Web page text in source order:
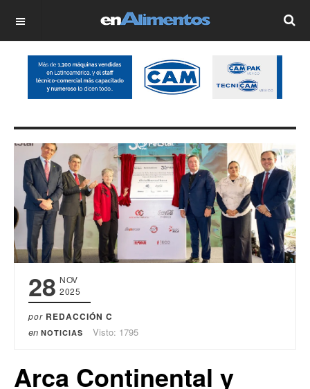
OFF CANVAS
28 NOV
2025
por REDACCIÓN C
en NOTICIAS Visto: 1795
Arca Continental y